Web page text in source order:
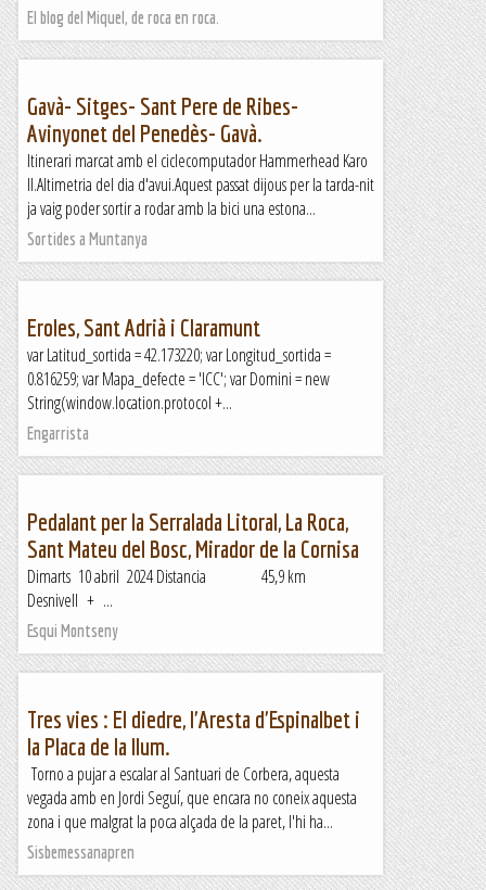
El blog del Miquel, de roca en roca.
Gavà- Sitges- Sant Pere de Ribes-
Avinyonet del Penedès- Gavà.
Itinerari marcat amb el ciclecomputador Hammerhead Karo
II.Altimetria del dia d'avui.Aquest passat dijous per la tarda-nit
ja vaig poder sortir a rodar amb la bici una estona...
Sortides a Muntanya
Eroles, Sant Adrià i Claramunt
var Latitud_sortida = 42.173220; var Longitud_sortida =
0.816259; var Mapa_defecte = 'ICC'; var Domini = new
String(window.location.protocol +...
Engarrista
Pedalant per la Serralada Litoral, La Roca,
Sant Mateu del Bosc, Mirador de la Cornisa
Dimarts 10 abril 2024 Distancia 45,9 km
Desnivell + ...
Esqui Montseny
Tres vies : El diedre, l'Aresta d'Espinalbet i
la Placa de la llum.
Torno a pujar a escalar al Santuari de Corbera, aquesta
vegada amb en Jordi Seguí, que encara no coneix aquesta
zona i que malgrat la poca alçada de la paret, l'hi ha...
Sisbemessanapren